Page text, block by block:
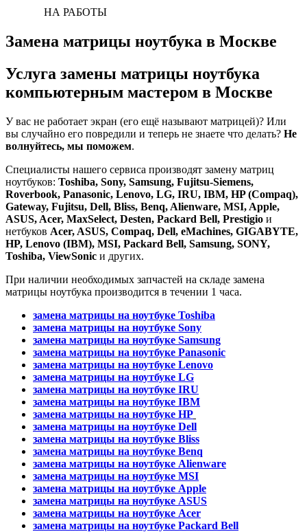
НА РАБОТЫ
Замена матрицы ноутбука в Москве
Услуга замены матрицы ноутбука
компьютерным мастером в Москве
У вас не работает экран (его ещё называют матрицей)? Или
вы случайно его повредили и теперь не знаете что делать? Не
волнуйтесь, мы поможем.
Специалисты нашего сервиса производят замену матриц
ноутбуков: Toshiba, Sony, Samsung, Fujitsu-Siemens,
Roverbook, Panasonic, Lenovo, LG, IRU, IBM, HP (Compaq),
Gateway, Fujitsu, Dell, Bliss, Benq, Alienware, MSI, Apple,
ASUS, Acer, MaxSelect, Desten, Packard Bell, Prestigio и
нетбуков Acer, ASUS, Compaq, Dell, eMachines, GIGABYTE,
HP, Lenovo (IBM), MSI, Packard Bell, Samsung, SONY,
Toshiba, ViewSonic и других.
При наличии необходимых запчастей на складе замена
матрицы ноутбука производится в течении 1 часа.
замена матрицы на ноутбуке Toshiba
замена матрицы на ноутбуке Sony
замена матрицы на ноутбуке Samsung
замена матрицы на ноутбуке Panasonic
замена матрицы на ноутбуке Lenovo
замена матрицы на ноутбуке LG
замена матрицы на ноутбуке IRU
замена матрицы на ноутбуке IBM
замена матрицы на ноутбуке HP
замена матрицы на ноутбуке Dell
замена матрицы на ноутбуке Bliss
замена матрицы на ноутбуке Benq
замена матрицы на ноутбуке Alienware
замена матрицы на ноутбуке MSI
замена матрицы на ноутбуке Apple
замена матрицы на ноутбуке ASUS
замена матрицы на ноутбуке Acer
замена матрицы на ноутбуке Packard Bell